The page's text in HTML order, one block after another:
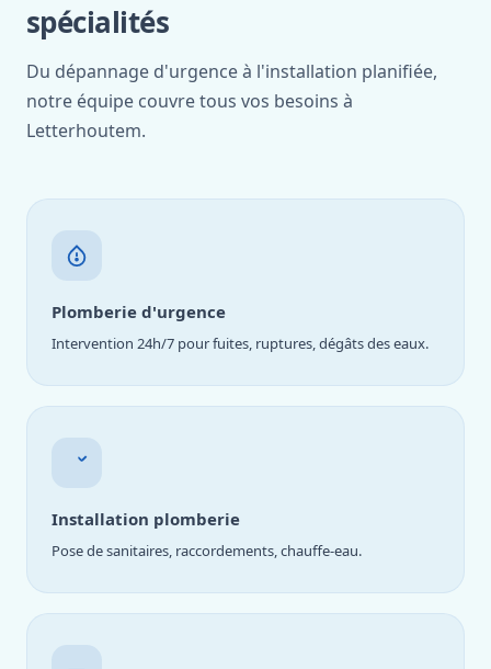
spécialités
Du dépannage d'urgence à l'installation planifiée,
notre équipe couvre tous vos besoins à
Letterhoutem.
Plomberie d'urgence
Intervention 24h/7 pour fuites, ruptures, dégâts des eaux.
Installation plomberie
Pose de sanitaires, raccordements, chauffe-eau.